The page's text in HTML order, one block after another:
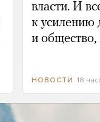
власти. И
к усилению
и
НОВОСТИ 18